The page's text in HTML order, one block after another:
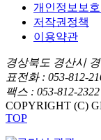
개인정보보
저작권정책
이용약관
경상북도 경산시
표전화 : 053-812-
팩스 : 053-812-2322
COPYRIGHT (C)
TOP